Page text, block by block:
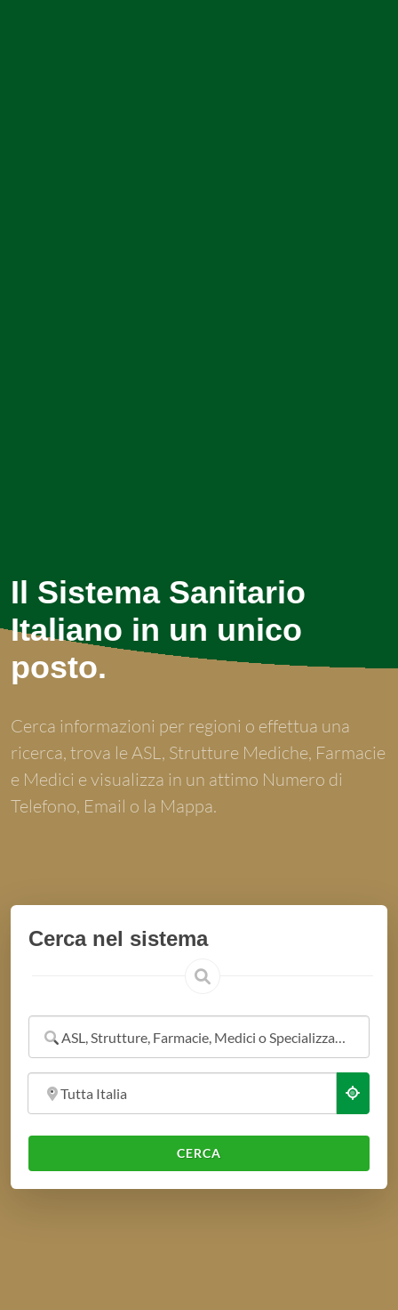
Il Sistema Sanitario
Italiano in un unico
posto.
Cerca informazioni per regioni o effettua una
ricerca, trova le ASL, Strutture Mediche, Farmacie
e Medici e visualizza in un attimo Numero di
Telefono, Email o la Mappa.
Cerca nel sistema
ASL, Strutture, Farmacie, Medici o Specializzazioni
Tutta Italia
CERCA